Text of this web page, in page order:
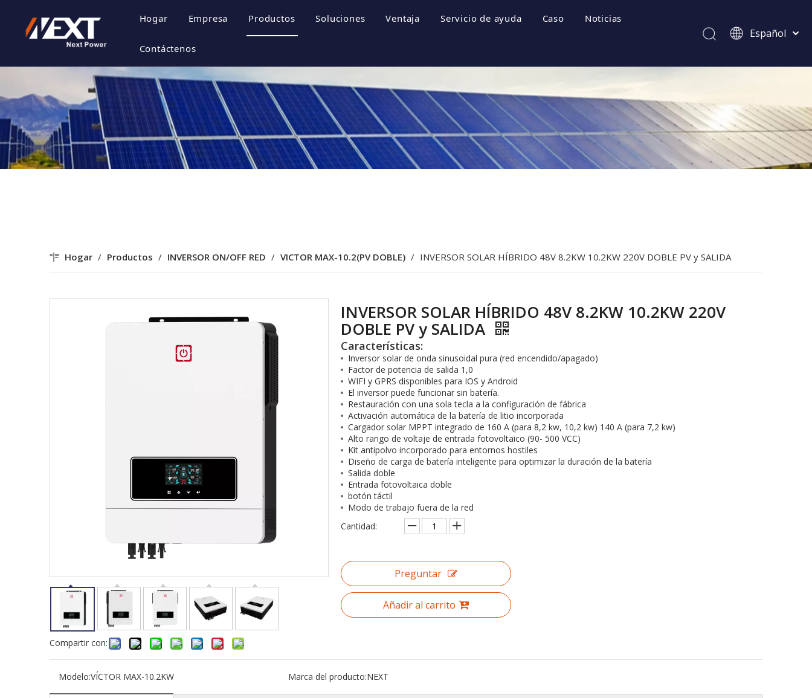
Hogar Empresa
Cultura de la empresa
Certificado de honor
Estilo de empresa
Productos
Sistema fotovoltaico
Soluciones Ventaja Servicio de ayuda
Preguntas más frecuentes
Videos
Caso Noticias
Contáctenos
Español
Kiswahili
Italiano
Deutsch
Português
Pусский
Français
Hogar / Productos / INVERSOR ON/OFF RED / VICTOR MAX-10.2(PV DOBLE) / INVERSOR SOLAR HÍBRIDO 48V 8.2KW 10.2KW 220V DOBLE PV y SALIDA
Compartir con:
INVERSOR SOLAR HÍBRIDO 48V 8.2KW 10.2KW 220V
DOBLE PV y SALIDA
Características:
Inversor solar de onda sinusoidal pura (red encendido/apagado)
Factor de potencia de salida 1,0
WIFI y GPRS disponibles para IOS y Android
El inversor puede funcionar sin batería.
Restauración con una sola tecla a la configuración de fábrica
Activación automática de la batería de litio incorporada
Cargador solar MPPT integrado de 160 A (para 8,2 kw, 10,2 kw) 140 A (para 7,2 kw)
Alto rango de voltaje de entrada fotovoltaico (90- 500 VCC)
Kit antipolvo incorporado para entornos hostiles
Diseño de carga de batería inteligente para optimizar la duración de la batería
Salida doble
Entrada fotovoltaica doble
botón táctil
Modo de trabajo fuera de la red
Cantidad:
Preguntar
Añadir al carrito
Modelo:VÍCTOR MAX-10.2KW Marca del producto:NEXT